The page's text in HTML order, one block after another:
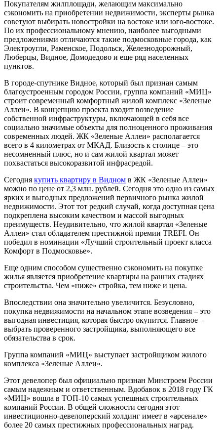
Покупателям жилплощади, желающим максимально
сэкономить на приобретении недвижимости, эксперты рынка
советуют выбирать новостройки на востоке или юго-востоке.
По их профессиональному мнению, наиболее выгодными
предложениями отличаются такие подмосковные города, как
Электроугли, Раменское, Подольск, Железнодорожный,
Люберцы, Видное, Домодедово и еще ряд населенных
пунктов.
В городе-спутнике Видное, который был признан самым
благоустроенным городом России, группа компаний «МИЦ»
строит современный комфортный жилой комплекс «Зеленые
Аллеи». В концепцию проекта входит возведение
собственной инфраструктуры, включающей в себя все
социально значимые объекты для полноценного проживания
современных людей. ЖК «Зеленые Аллеи» располагается
всего в 4 километрах от МКАД. Близость к столице – это
несомненный плюс, но и сам жилой квартал может
похвастаться высокоразвитой инфрасредой.
Сегодня купить квартиру в Видном в ЖК «Зеленые Аллеи»
можно по цене от 2,3 млн. рублей. Сегодня это одно из самых
ярких и выгодных предложений первичного рынка жилой
недвижимости. Этот тот редкий случай, когда доступная цена
подкреплена высоким качеством и массой выгодных
преимуществ. Неудивительно, что жилой квартал «Зеленые
Аллеи» стал обладателем престижной премии TREFI. Он
победил в номинации «Лучший строительный проект класса
Комфорт в Подмосковье».
Еще одним способом существенно сэкономить на покупке
жилья является приобретение квартиры на ранних стадиях
строительства. Чем «ниже» стройка, тем ниже и цена.
Впоследствии она значительно увеличится. Безусловно,
покупка недвижимости на начальном этапе возведения – это
выгодная инвестиция, которая быстро окупится. Главное –
выбрать проверенного застройщика, выполняющего все
обязательства в срок.
Группа компаний «МИЦ» выступает застройщиком жилого
комплекса «Зеленые Аллеи».
Этот девелопер был официально признан Минстроем России
самым надежным и ответственным. Вдобавок в 2018 году ГК
«МИЦ» вошла в ТОП-10 самых успешных строительных
компаний России. В общей сложности сегодня этот
инвестиционно-девелоперский холдинг имеет в «арсенале»
более 20 самых престижных профессиональных наград.